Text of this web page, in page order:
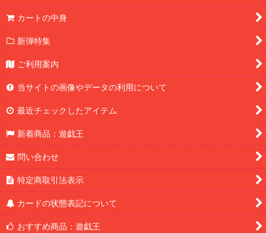
カートの中身
新弾特集
ご利用案内
当サイトの画像やデータの利用について
最近チェックしたアイテム
新着商品：遊戯王
問い合わせ
特定商取引法表示
カードの状態表記について
おすすめ商品：遊戯王